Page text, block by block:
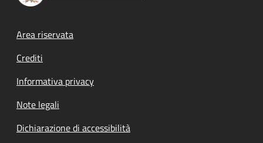
Footer menu
Area riservata
Crediti
Informativa privacy
Note legali
Dichiarazione di accessibilità